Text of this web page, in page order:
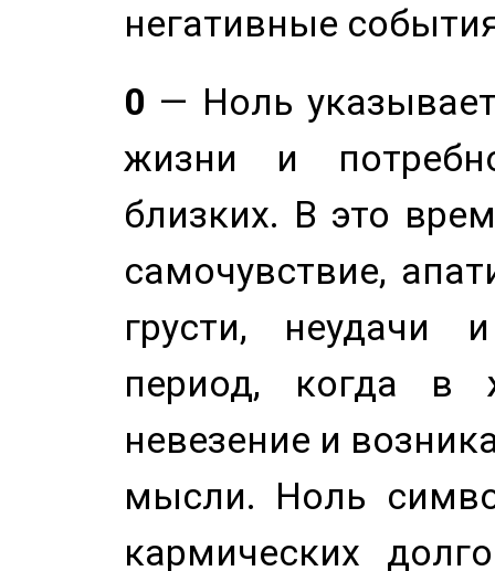
негативные
0 — Ноль
жизни и
близких. В это
самочувствие,
грусти, неудачи
период, когда в
невезение и
мысли. Ноль
кармических